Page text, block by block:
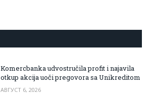
Komercbanka udvostručila profit i najavila
otkup akcija uoči pregovora sa Unikreditom
АВГУСТ 6, 2026